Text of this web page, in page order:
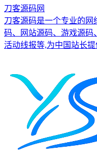
刀客源码网
刀客源码是一个专业的网
码、网站源码、游戏源码
活动线报等,为中国站长提